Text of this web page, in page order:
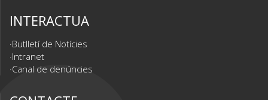
INTERACTUA
Butlletí de Notícies
Intranet
Canal de denúncies